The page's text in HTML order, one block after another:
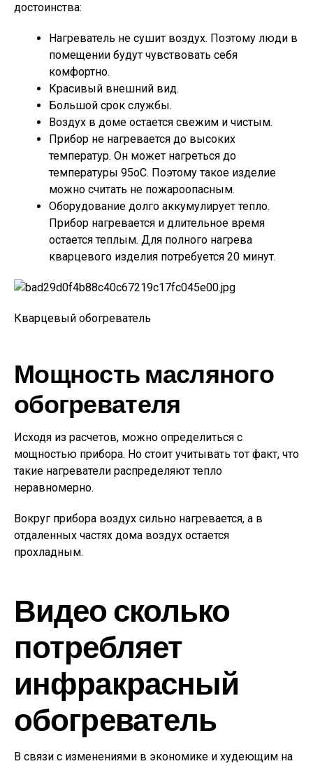
достоинства:
Нагреватель не сушит воздух. Поэтому люди в
помещении будут чувствовать себя
комфортно.
Красивый внешний вид.
Большой срок службы.
Воздух в доме остается свежим и чистым.
Прибор не нагревается до высоких
температур. Он может нагреться до
температуры 95оС. Поэтому такое изделие
можно считать не пожароопасным.
Оборудование долго аккумулирует тепло.
Прибор нагревается и длительное время
остается теплым. Для полного нагрева
кварцевого изделия потребуется 20 минут.
Кварцевый обогреватель
Мощность масляного
обогревателя
Исходя из расчетов, можно определиться с
мощностью прибора. Но стоит учитывать тот факт, что
такие нагреватели распределяют тепло
неравномерно.
Вокруг прибора воздух сильно нагревается, а в
отдаленных частях дома воздух остается
прохладным.
Видео сколько
потребляет
инфракрасный
обогреватель
В связи с изменениями в экономике и худеющим на